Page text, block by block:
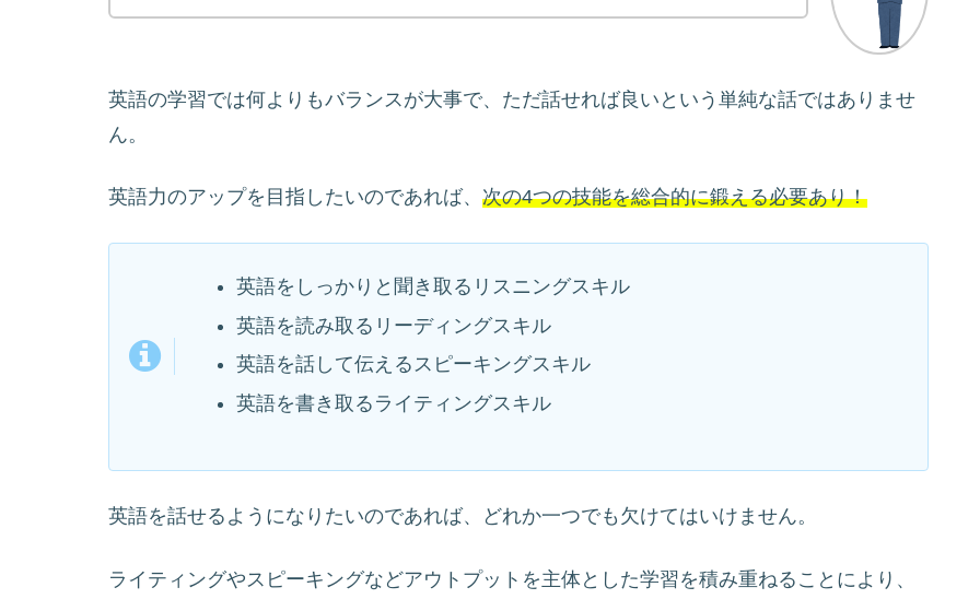
英語の学習では何よりもバランスが大事で、ただ話せれば良いという単純な話ではありませ
ん。
英語力のアップを目指したいのであれば、 次の4つの技能を総合的に鍛える必要あり！
英語をしっかりと聞き取るリスニングスキル
英語を読み取るリーディングスキル
英語を話して伝えるスピーキングスキル
英語を書き取るライティングスキル
英語を話せるようになりたいのであれば、どれか一つでも欠けてはいけません。
ライティングやスピーキングなどアウトプットを主体とした学習を積み重ねることにより、